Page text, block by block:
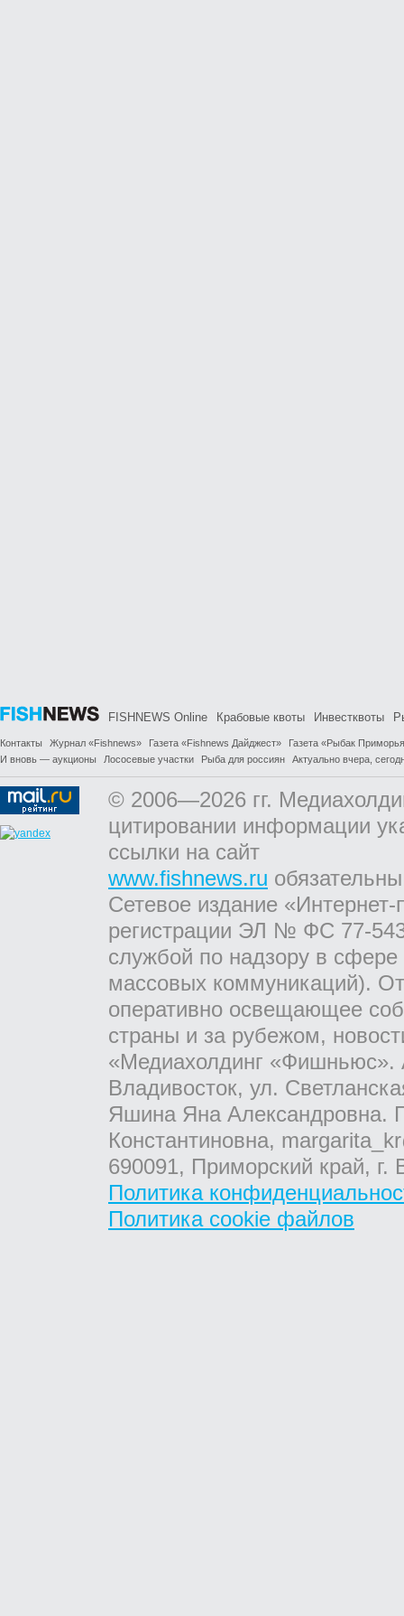
FISHNEWS Online Крабовые квоты Инвестквоты
Контакты Журнал «Fishnews» Газета «Fishnews Дайджест»
Газета «Рыбак
И вновь — аукционы
Лососевые участки Рыба для россиян Актуально вчера,
© 2006—2026 гг.
цитировании информации
ссылки на сайт
www.fishnews.ru
Сетевое издание
регистрации ЭЛ № ФС 77-
службой по надзору в
массовых коммуникаций).
оперативно освещающее
страны и за рубежом,
«Медиахолдинг «Фишньюс».
Владивосток, ул.
Яшина Яна Александровна.
Константиновна,
690091, Приморский край,
Политика
Политика cookie файлов